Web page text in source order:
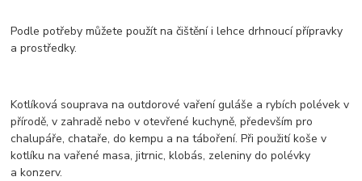
Podle potřeby můžete použít na čištění i lehce drhnoucí přípravky
a prostředky.
Kotlíková souprava na outdorové vaření guláše a rybích polévek v
přírodě, v zahradě nebo v otevřené kuchyně, především pro
chalupáře, chataře, do kempu a na táboření. Při použití koše v
kotlíku na vařené masa, jitrnic, klobás, zeleniny do polévky
a konzerv.